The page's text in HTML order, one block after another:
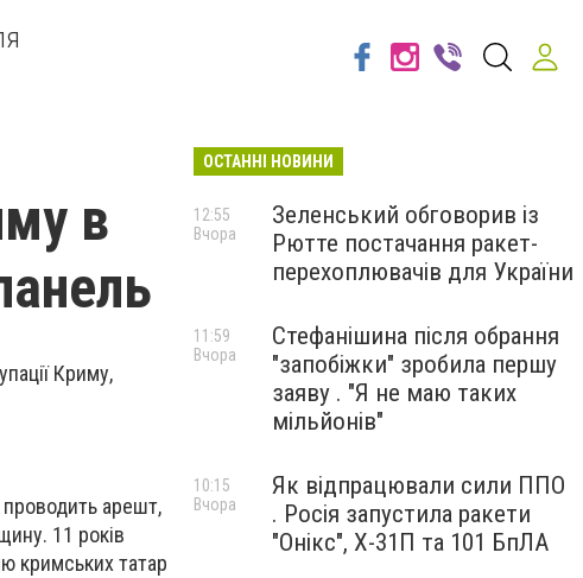
в
Криму,
арешт,
11 років
кримських татар
ОСТАННІ НОВИНИ
Зеленський обговорив із
Рютте постачання ракет-
перехоплювачів для України
12:55
Вчора
Стефанішина після обрання
"запобіжки" зробила першу
заяву . "Я не маю таких
мільйонів"
11:59
Вчора
Як відпрацювали сили ППО
. Росія запустила ракети
"Онікс", Х-31П та 101 БпЛА
10:15
Вчора